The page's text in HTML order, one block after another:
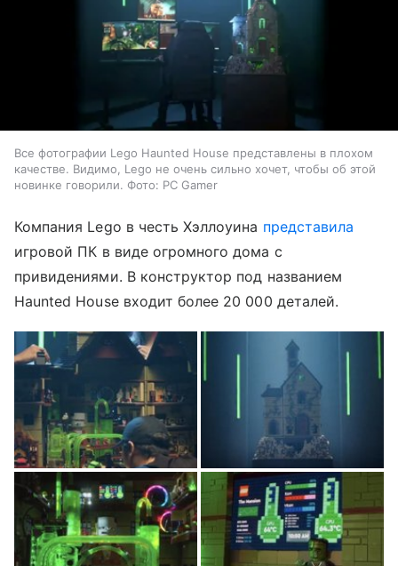
Все фотографии Lego Haunted House представлены в плохом
качестве. Видимо, Lego не очень сильно хочет, чтобы об этой
новинке говорили. Фото: PC Gamer
Компания Lego в честь Хэллоуина представила
игровой ПК в виде огромного дома с
привидениями. В конструктор под названием
Haunted House входит более 20 000 деталей.